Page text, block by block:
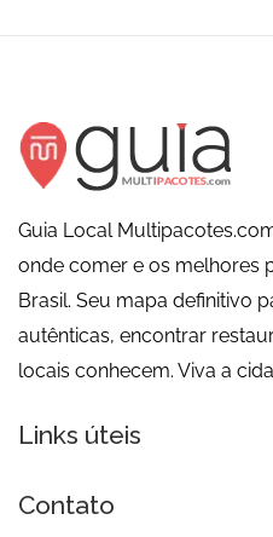
Guia Local
onde comer e os melhores
Brasil. Seu mapa definitivo
autênticas, encontrar
locais conhecem. Viva a
Links úteis
Contato